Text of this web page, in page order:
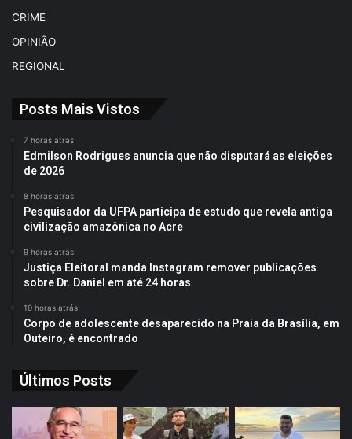
CRIME
OPINIÃO
REGIONAL
Posts Mais Vistos
7 horas atrás
Edmilson Rodrigues anuncia que não disputará as eleições
de 2026
8 horas atrás
Pesquisador da UFPA participa de estudo que revela antiga
civilização amazônica no Acre
9 horas atrás
Justiça Eleitoral manda Instagram remover publicações
sobre Dr. Daniel em até 24 horas
10 horas atrás
Corpo de adolescente desaparecido na Praia da Brasília, em
Outeiro, é encontrado
Últimos Posts